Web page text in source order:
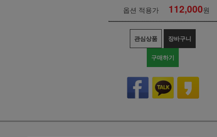
옵션 적용가 112,000원
관심상품 장바구니
구매하기